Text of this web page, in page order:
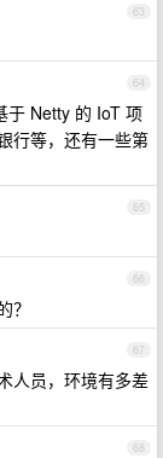
63
64
于 Netty 的 IoT 项
行等，还有一些第
65
66
？
67
人员，环境有多差
68